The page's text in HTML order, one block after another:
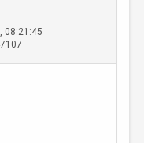
08:21:45